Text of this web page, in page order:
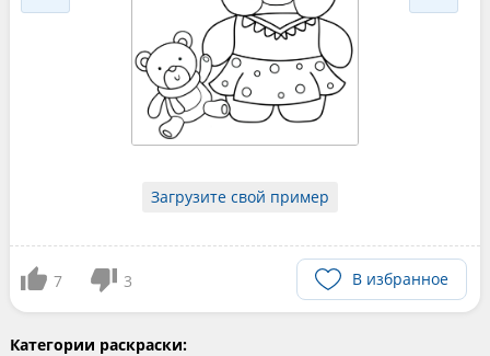
Загрузите свой пример
7 3 В избранное
Категории раскраски: